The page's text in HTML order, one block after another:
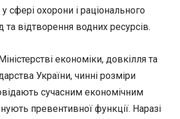
у сфері охорони і раціонального
та відтворення водних ресурсів.
економіки, довкілля та
України, чинні розміри
сучасним економічним
превентивної функції. Наразі